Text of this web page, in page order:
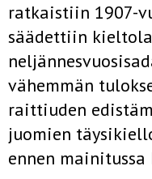
ratkaistiin 1907-
säädettiin
vähemmän
raittiuden
juomien
ennen